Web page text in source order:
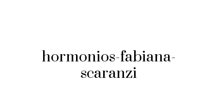
hormonios-fabiana-
scaranzi